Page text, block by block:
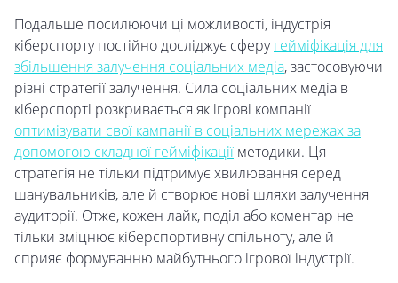
Подальше посилюючи ці можливості, індустрія
кіберспорту постійно досліджує сферугейміфікація для
збільшення залучення соціальних медіа, застосовуючи
різні стратегії залучення. Сила соціальних медіа в
кіберспорті розкривається як ігрові компанії
оптимізувати свої кампанії в соціальних мережах за
допомогою складної гейміфікації методики. Ця
стратегія не тільки підтримує хвилювання серед
шанувальників, але й створює нові шляхи залучення
аудиторії. Отже, кожен лайк, поділ або коментар не
тільки зміцнює кіберспортивну спільноту, але й
сприяє формуванню майбутнього ігрової індустрії.